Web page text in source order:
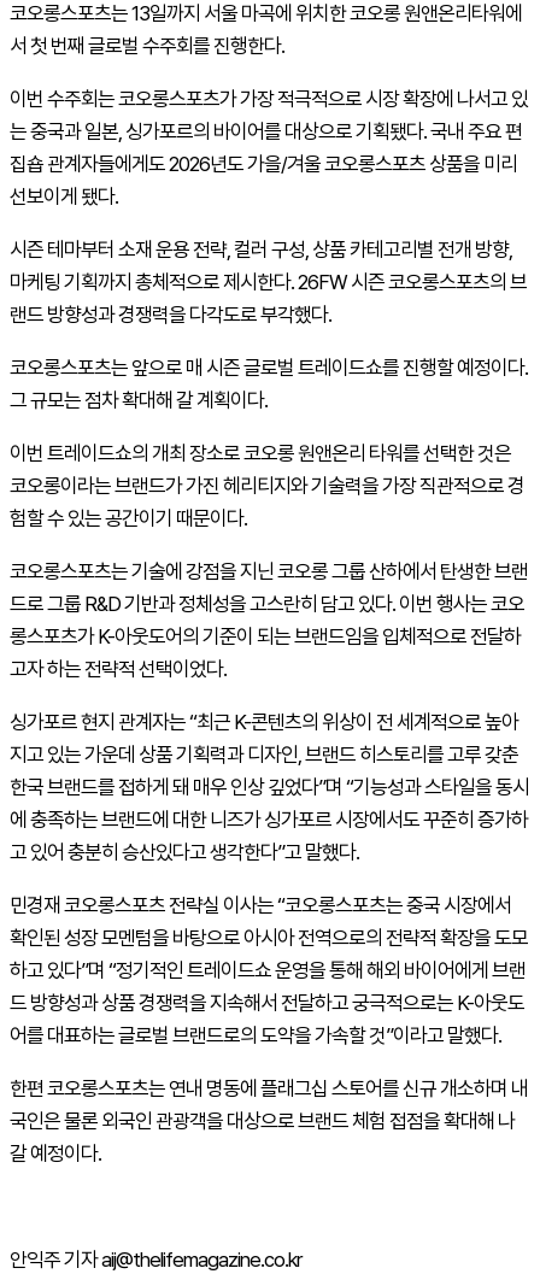
코오롱스포츠는 13일까지 서울 마곡에 위치한 코오롱 원앤온리타워에
서 첫 번째 글로벌 수주회를 진행한다.
이번 수주회는 코오롱스포츠가 가장 적극적으로 시장 확장에 나서고 있
는 중국과 일본, 싱가포르의 바이어를 대상으로 기획됐다. 국내 주요 편
집숍 관계자들에게도 2026년도 가을/겨울 코오롱스포츠 상품을 미리
선보이게 됐다.
시즌 테마부터 소재 운용 전략, 컬러 구성, 상품 카테고리별 전개 방향,
마케팅 기획까지 총체적으로 제시한다. 26FW시즌 코오롱스포츠의 브
랜드 방향성과 경쟁력을 다각도로 부각했다.
코오롱스포츠는 앞으로 매 시즌 글로벌 트레이드쇼를 진행할 예정이다.
그 규모는 점차 확대해 갈 계획이다.
이번 트레이드쇼의 개최 장소로 코오롱 원앤온리 타워를 선택한 것은
코오롱이라는 브랜드가 가진 헤리티지와 기술력을 가장 직관적으로 경
험할 수 있는 공간이기 때문이다.
코오롱스포츠는 기술에 강점을 지닌 코오롱 그룹 산하에서 탄생한 브랜
드로 그룹 R&D 기반과 정체성을 고스란히 담고 있다. 이번 행사는 코오
롱스포츠가K-아웃도어의 기준이 되는 브랜드임을 입체적으로 전달하
고자 하는 전략적 선택이었다.
싱가포르 현지 관계자는 “최근 K-콘텐츠의 위상이 전 세계적으로 높아
지고 있는 가운데 상품 기획력과 디자인, 브랜드 히스토리를 고루 갖춘
한국 브랜드를 접하게 돼 매우 인상 깊었다”며 “기능성과 스타일을 동시
에 충족하는 브랜드에 대한 니즈가 싱가포르 시장에서도 꾸준히 증가하
고 있어 충분히 승산있다고 생각한다”고 말했다.
민경재 코오롱스포츠 전략실 이사는 “코오롱스포츠는 중국 시장에서
확인된 성장 모멘텀을 바탕으로 아시아 전역으로의 전략적 확장을 도모
하고 있다”며 “정기적인 트레이드쇼 운영을 통해 해외 바이어에게 브랜
드 방향성과 상품 경쟁력을 지속해서 전달하고 궁극적으로는 K-아웃도
어를 대표하는 글로벌 브랜드로의 도약을 가속할 것”이라고 말했다.
한편 코오롱스포츠는 연내 명동에 플래그십 스토어를 신규 개소하며 내
국인은 물론 외국인 관광객을 대상으로 브랜드 체험 접점을 확대해 나
갈 예정이다.
안익주 기자 aij@thelifemagazine.co.kr